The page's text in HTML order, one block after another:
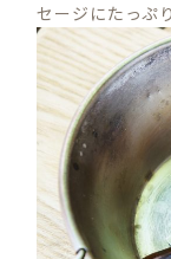
セージにたっぷ